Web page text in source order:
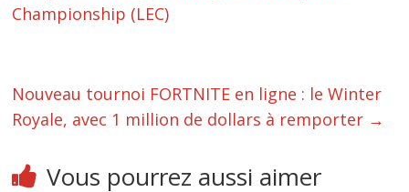
Championship (LEC)
Nouveau tournoi FORTNITE en ligne : le Winter
Royale, avec 1 million de dollars à remporter →
Vous pourrez aussi aimer